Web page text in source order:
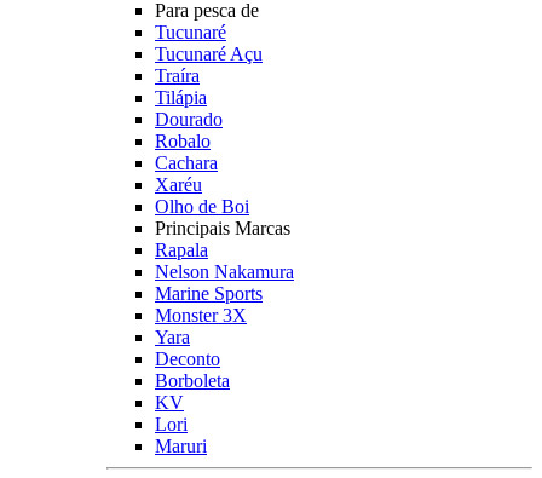
Para pesca de
Tucunaré
Tucunaré Açu
Traíra
Tilápia
Dourado
Robalo
Cachara
Xaréu
Olho de Boi
Principais Marcas
Rapala
Nelson Nakamura
Marine Sports
Monster 3X
Yara
Deconto
Borboleta
KV
Lori
Maruri